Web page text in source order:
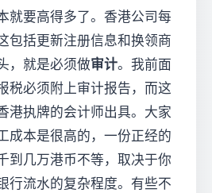
就要高得多了。香港公司每
包括更新注册信息和换领商
，就是必须做审计。我前面
税必须附上审计报告，而这
港执牌的会计师出具。大家
成本是很高的，一份正经的
到几万港币不等，取决于你
行流水的复杂程度。有些不